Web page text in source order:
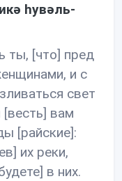
hувəль-
ты, [что] пред
и с
свет
[весть] вам
[райские]:
их реки,
в них.